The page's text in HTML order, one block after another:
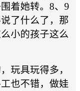
着她转。8、9
了什么了，那
小的孩子这么
玩具玩得多，
也不错，做娃